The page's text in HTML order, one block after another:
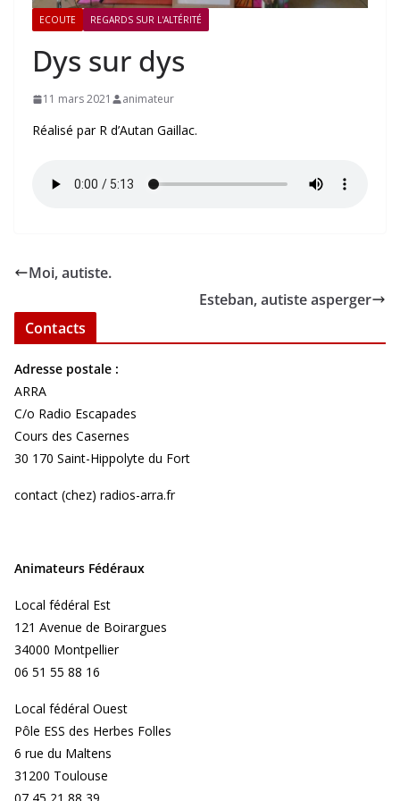
ECOUTE REGARDS SUR L'ALTÉRITÉ
Dys sur dys
11 mars 2021 animateur
Réalisé par R d’Autan Gaillac.
Moi, autiste.
Esteban, autiste asperger
Contacts
Adresse postale :
ARRA
C/o Radio Escapades
Cours des Casernes
30 170 Saint-Hippolyte du Fort
contact (chez) radios-arra.fr
Animateurs Fédéraux
Local fédéral Est
121 Avenue de Boirargues
34000 Montpellier
06 51 55 88 16
Local fédéral Ouest
Pôle ESS des Herbes Folles
6 rue du Maltens
31200 Toulouse